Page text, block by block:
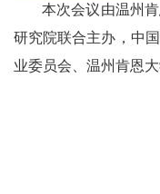
本次会议由温州
研究院联合主办，中
业委员会、温州肯恩